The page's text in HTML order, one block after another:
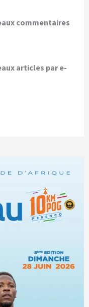
commentaires
articles par e-